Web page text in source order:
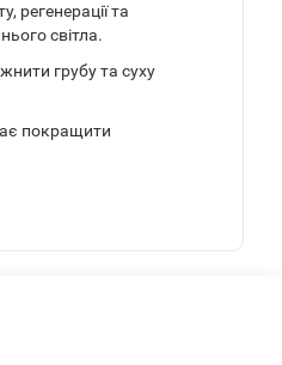
регенерації та
світла.
грубу та суху
покращити